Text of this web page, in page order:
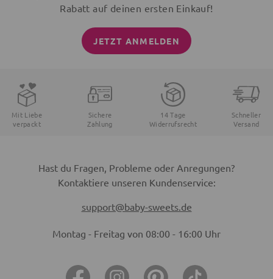
Rabatt auf deinen ersten Einkauf!
JETZT ANMELDEN
Mit Liebe
verpackt
Sichere
Zahlung
14 Tage
Widerrufsrecht
Schneller
Versand
Hast du Fragen, Probleme oder Anregungen?
Kontaktiere unseren Kundenservice:
support@baby-sweets.de
Montag - Freitag von 08:00 - 16:00 Uhr